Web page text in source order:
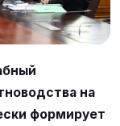
на
формирует